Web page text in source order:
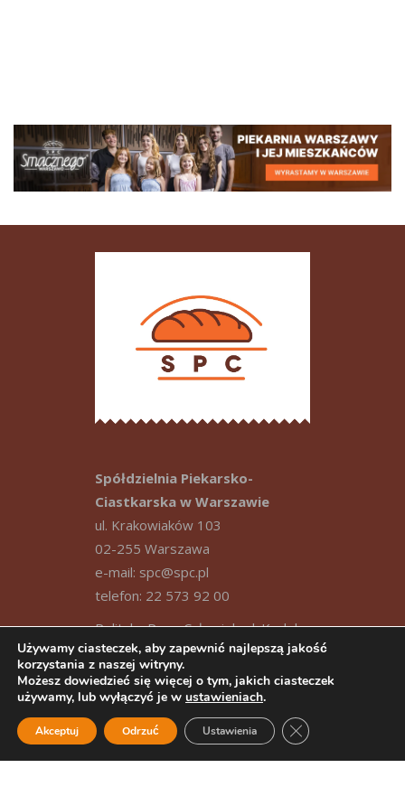
Spółdzielnia Piekarsko-
Ciastkarska w Warszawie
ul. Krakowiaków 103
02-255 Warszawa
e-mail: spc@spc.pl
telefon: 22 573 92 00
Polityka Praw Człowieka|Kodeks
Postępowania Etycznego|RODO
|Polityka Prywatności |Polityka
plików cookies |Regulamin strony
|Zgłaszanie nieprawidłowości|
Procedura przeprowadzania
Używamy ciasteczek, aby zapewnić najlepszą jakość
korzystania z naszej witryny.
Możesz dowiedzieć się więcej o tym, jakich ciasteczek
używamy, lub wyłączyć je w ustawieniach.
Akceptuj Odrzuć Ustawienia Zamknij panel